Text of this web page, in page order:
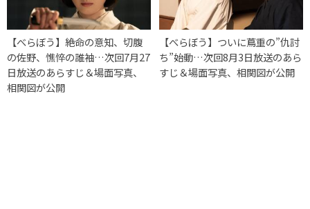
【べらぼう】絶命の意知、切腹
の佐野、憔悴の誰袖…次回7月27
日放送のあらすじ＆場面写真、
相関図が公開
【べらぼう】ついに蔦重の”仇討
ち”始動…次回8月3日放送のあら
すじ＆場面写真、相関図が公開